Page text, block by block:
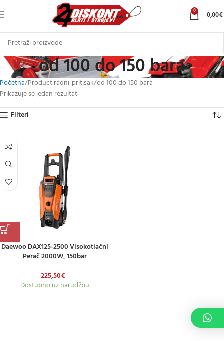
0 0,00€
od 100 do 150 bara
Početna Product radni-pritisak od 100 do 150 bara
Prikazuje se jedan rezultat
Filteri
Daewoo DAX125-2500 Visokotlačni
Perač 2000W, 150bar
225,50€
Dostupno uz narudžbu